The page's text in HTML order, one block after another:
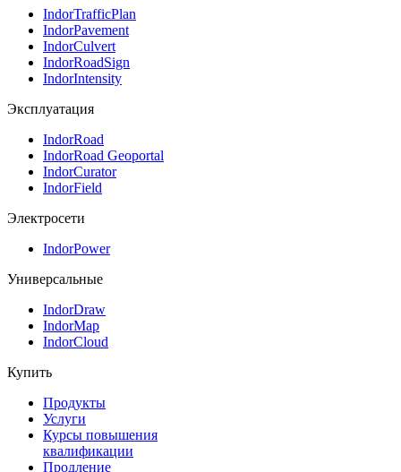
IndorTrafficPlan
IndorPavement
IndorCulvert
IndorRoadSign
IndorIntensity
Эксплуатация
IndorRoad
IndorRoad Geoportal
IndorCurator
IndorField
Электросети
IndorPower
Универсальные
IndorDraw
IndorMap
IndorCloud
Купить
Продукты
Услуги
Курсы повышения
квалификации
Продление